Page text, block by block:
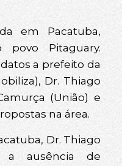
em Pacatuba,
Pitaguary.
a prefeito da
Dr. Thiago
(União) e
na área.
Dr. Thiago
a ausência de